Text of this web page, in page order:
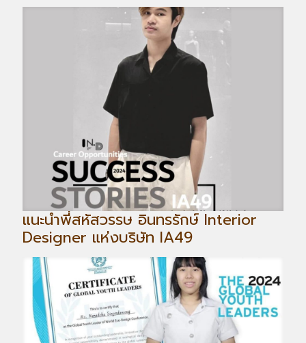
แนะนำพี่สหัสวรรษ อินทรรักษ์ Interior
Designer แห่งบริษัท IA49